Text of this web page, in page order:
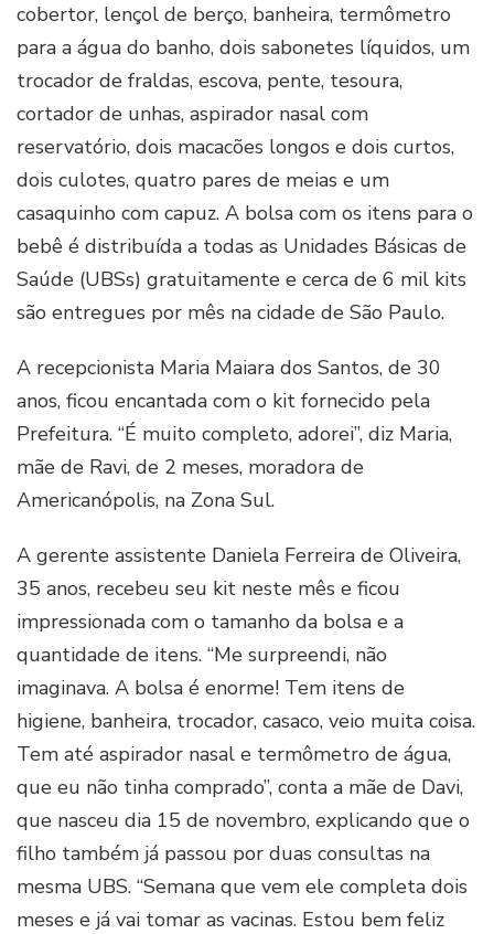
cobertor, lençol de berço, banheira, termômetro
para a água do banho, dois sabonetes líquidos, um
trocador de fraldas, escova, pente, tesoura,
cortador de unhas, aspirador nasal com
reservatório, dois macacões longos e dois curtos,
dois culotes, quatro pares de meias e um
casaquinho com capuz. A bolsa com os itens para o
bebê é distribuída a todas as Unidades Básicas de
Saúde (UBSs) gratuitamente e cerca de 6 mil kits
são entregues por mês na cidade de São Paulo.
A recepcionista Maria Maiara dos Santos, de 30
anos, ficou encantada com o kit fornecido pela
Prefeitura. “É muito completo, adorei”, diz Maria,
mãe de Ravi, de 2 meses, moradora de
Americanópolis, na Zona Sul.
A gerente assistente Daniela Ferreira de Oliveira,
35 anos, recebeu seu kit neste mês e ficou
impressionada com o tamanho da bolsa e a
quantidade de itens. “Me surpreendi, não
imaginava. A bolsa é enorme! Tem itens de
higiene, banheira, trocador, casaco, veio muita coisa.
Tem até aspirador nasal e termômetro de água,
que eu não tinha comprado”, conta a mãe de Davi,
que nasceu dia 15 de novembro, explicando que o
filho também já passou por duas consultas na
mesma UBS. “Semana que vem ele completa dois
meses e já vai tomar as vacinas. Estou bem feliz